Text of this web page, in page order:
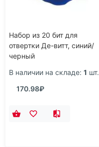
Набор из 20 бит для
отвертки Де-витт, синий/
черный
В наличии на складе: 1 шт.
170.98₽